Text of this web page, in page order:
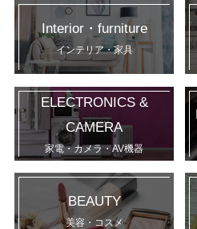
Interior・furniture
インテリア・家具
ELECTRONICS &
CAMERA
家電・カメラ・AV機器
BEAUTY
美容・コスメ